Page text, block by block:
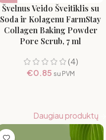
Švelnus Veido Šveitiklis su
Soda ir Kolagenu FarmStay
Collagen Baking Powder
Pore Scrub, 7 ml
(4)
€0.85 su PVM
Daugiau produktų